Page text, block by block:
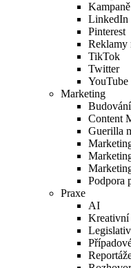
LinkedIn
Pinterest
Reklamy
TikTok
Twitter
YouTube
Marketing
Content
Guerilla
Podpora
Praxe
AI
Kreativní